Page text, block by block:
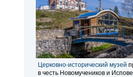
Церковно-исторический музей
в честь Новомучеников и